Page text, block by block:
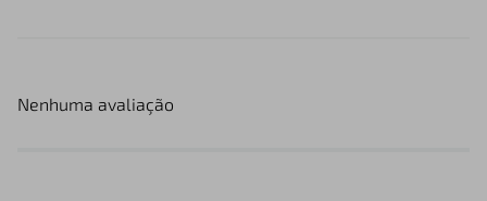
Nenhuma avaliação